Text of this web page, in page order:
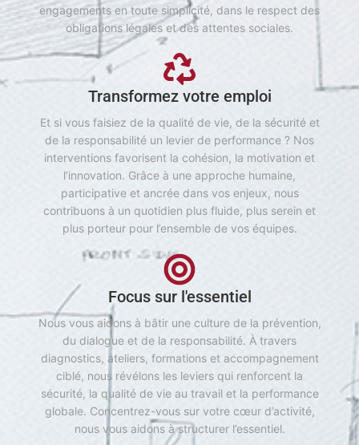
engagements en toute simplicité, dans le respect des
obligations légales et des attentes sociales.
Transformez votre emploi
Et si vous faisiez de la qualité de vie, de la sécurité et
de la responsabilité un levier de performance ? Nos
interventions favorisent la cohésion, la motivation et
l’innovation. Grâce à une approche humaine,
participative et ancrée dans vos enjeux, nous
contribuons à un quotidien plus fluide, plus serein et
plus porteur pour l’ensemble de vos équipes.
Focus sur l'essentiel
Nous vous aidons à bâtir une culture de la prévention,
du dialogue et de la responsabilité. À travers
diagnostics, ateliers, formations et accompagnement
ciblé, nous révélons les leviers qui renforcent la
sécurité, la qualité de vie au travail et la performance
globale. Concentrez-vous sur votre cœur d’activité,
nous vous aidons à structurer l’essentiel.